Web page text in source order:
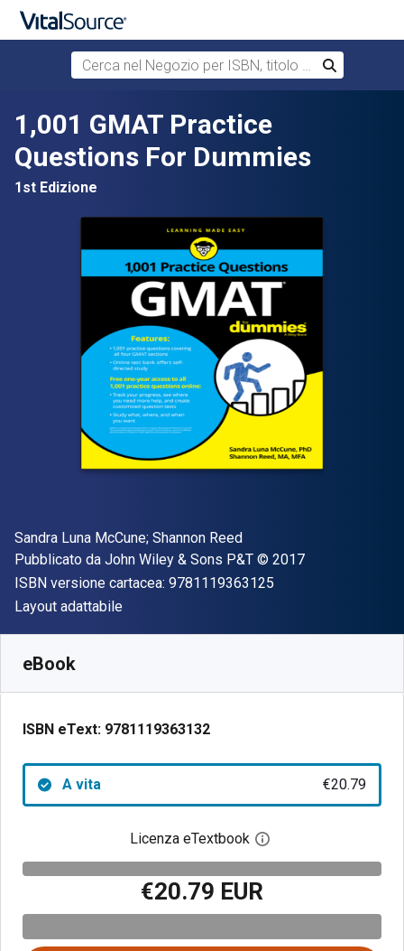
Cerca nel Negozio per ISBN, titolo o autore
Cerca
1,001 GMAT Practice
Questions For Dummies
1st Edizione
Autore(i)
Sandra Luna McCune; Shannon Reed
Editore
Pubblicato da John Wiley & Sons P&T Copyright
© 2017
ISBN versione cartacea: 9781119363125
Formato
Layout adattabile
eBook
ISBN eText: 9781119363132
A vita €20.79
Licenza eTextbook Apri la finestra di
€20.79 EUR